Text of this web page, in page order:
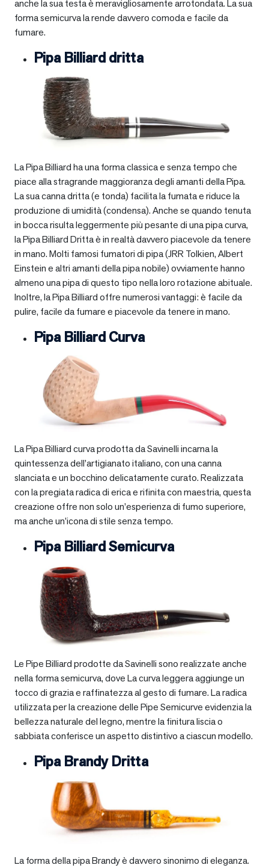
anche la sua testa è meravigliosamente arrotondata. La sua
forma semicurva la rende davvero comoda e facile da
fumare.
Pipa Billiard dritta
La Pipa Billiard ha una forma classica e senza tempo che
piace alla stragrande maggioranza degli amanti della Pipa.
La sua canna dritta (e tonda) facilita la fumata e riduce la
produzione di umidità (condensa). Anche se quando tenuta
in bocca risulta leggermente più pesante di una pipa curva,
la Pipa Billiard Dritta è in realtà davvero piacevole da tenere
in mano. Molti famosi fumatori di pipa (JRR Tolkien, Albert
Einstein e altri amanti della pipa nobile) ovviamente hanno
almeno una pipa di questo tipo nella loro rotazione abituale.
Inoltre, la Pipa Billiard offre numerosi vantaggi: è facile da
pulire, facile da fumare e piacevole da tenere in mano.
Pipa Billiard Curva
La Pipa Billiard curva prodotta da Savinelli incarna la
quintessenza dell’artigianato italiano, con una canna
slanciata e un bocchino delicatamente curato. Realizzata
con la pregiata radica di erica e rifinita con maestria, questa
creazione offre non solo un’esperienza di fumo superiore,
ma anche un’icona di stile senza tempo.
Pipa Billiard Semicurva
Le Pipe Billiard prodotte da Savinelli sono realizzate anche
nella forma semicurva, dove La curva leggera aggiunge un
tocco di grazia e raffinatezza al gesto di fumare. La radica
utilizzata per la creazione delle Pipe Semicurve evidenzia la
bellezza naturale del legno, mentre la finitura liscia o
sabbiata conferisce un aspetto distintivo a ciascun modello.
Pipa Brandy Dritta
La forma della pipa Brandy è davvero sinonimo di eleganza.